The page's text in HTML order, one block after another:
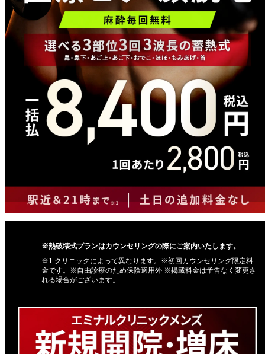
※熱破壊式プランはカウンセリングの際にご案内いたします。
※1 クリニックによって異なります。※初回カウンセリング限定料
金です。※自由診療のため保険適用外 ※掲載料金は予告なく変更さ
れる場合がございます。